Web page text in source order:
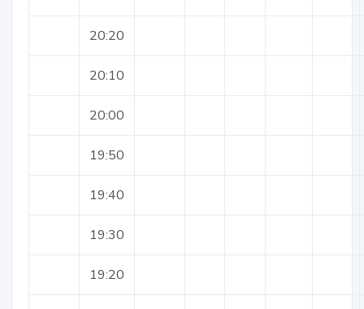
20:20
20:10
20:00
19:50
19:40
19:30
19:20